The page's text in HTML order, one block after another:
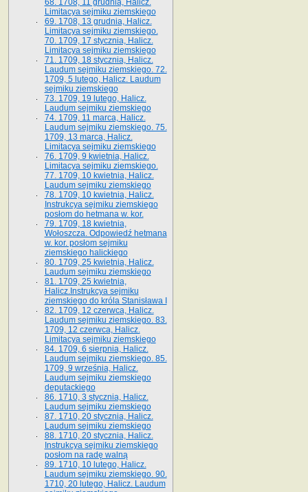
68. 1708, 11 grudnia, Halicz.
Limitacya sejmiku ziemskiego
69. 1708, 13 grudnia, Halicz.
Limitacya sejmiku ziemskiego.
70. 1709, 17 stycznia, Halicz.
Limitacya sejmiku ziemskiego
71. 1709, 18 stycznia, Halicz.
Laudum sejmiku ziemskiego. 72.
1709, 5 lutego, Halicz. Laudum
sejmiku ziemskiego
73. 1709, 19 lutego, Halicz.
Laudum sejmiku ziemskiego
74. 1709, 11 marca, Halicz.
Laudum sejmiku ziemskiego. 75.
1709, 13 marca, Halicz.
Limitacya sejmiku ziemskiego
76. 1709, 9 kwietnia, Halicz.
Limitacya sejmiku ziemskiego.
77. 1709, 10 kwietnia, Halicz.
Laudum sejmiku ziemskiego
78. 1709, 10 kwietnia, Halicz.
Instrukcya sejmiku ziemskiego
posłom do hetmana w. kor.
79. 1709, 18 kwietnia,
Wołoszcza. Odpowiedź hetmana
w. kor. posłom sejmiku
ziemskiego halickiego
80. 1709, 25 kwietnia, Halicz.
Laudum sejmiku ziemskiego
81. 1709, 25 kwietnia,
Halicz.Instrukcya sejmiku
ziemskiego do króla Stanisława I
82. 1709, 12 czerwca, Halicz.
Laudum sejmiku ziemskiego. 83.
1709, 12 czerwca, Halicz.
Limitacya sejmiku ziemskiego
84. 1709, 6 sierpnia, Halicz.
Laudum sejmiku ziemskiego. 85.
1709, 9 września, Halicz.
Laudum sejmiku ziemskiego
deputackiego
86. 1710, 3 stycznia, Halicz.
Laudum sejmiku ziemskiego
87. 1710, 20 stycznia, Halicz.
Laudum sejmiku ziemskiego
88. 1710, 20 stycznia, Halicz.
Instrukcya sejmiku ziemskiego
posłom na radę walną
89. 1710, 10 lutego, Halicz.
Laudum sejmiku ziemskiego. 90.
1710, 20 lutego, Halicz. Laudum